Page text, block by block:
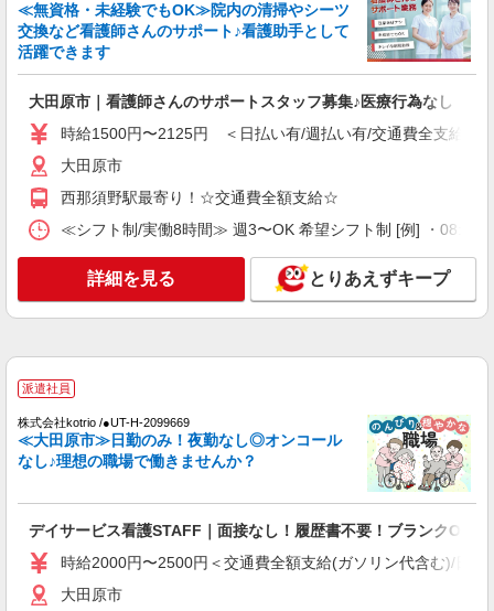
派遣社員
株式会社kotrio /●UT-H-2093228
高収入可♪
時給1500円〜2125円 ＜日払い有/週払い有/交
キープ 詳細を見る
株式会社kotrio /●UT-H-1909019
大田原市
詳細を見る
派遣社員
大田原市＊看護助手＊日払いOK！推し活の軍
≪無資格・未経験でもOK≫院内の清掃やシーツ
交換など看護師さんのサポート♪看護助手として
活躍できます
大田原市｜看護師さんのサポートスタッフ募集♪医療行為なし
時給1500円〜2125円 ＜日払い有/週払い有/交通費全支給(ガ
大田原市
西那須野駅最寄り！☆交通費全額支給☆
≪シフト制/実働8時間≫ 週3〜OK 希望シフト制 [例] ・
詳細を見る とりあえずキープ
派遣社員
株式会社kotrio /●UT-H-2099669
≪大田原市≫日勤のみ！夜勤なし◎オンコール
なし♪理想の職場で働きませんか？
デイサービス看護STAFF｜面接なし！履歴書不要！ブランクOK◎
時給2000円〜2500円＜交通費全額支給(ガソリン代含む)/日払
大田原市